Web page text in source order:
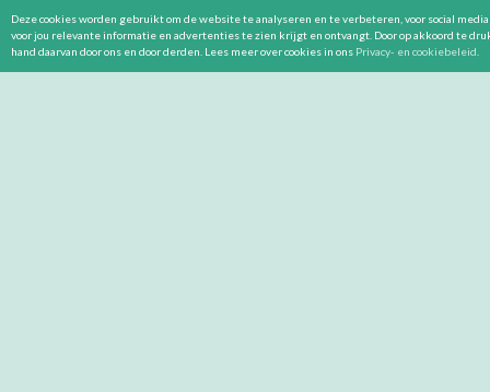
Deze cookies worden gebruikt om de website te analyseren en te verbeteren, voor social
voor jou relevante informatie en advertenties te zien krijgt en ontvangt. Door op akkoord te
hand daarvan door ons en door derden. Lees meer over cookies in ons Privacy- en cookiebeleid